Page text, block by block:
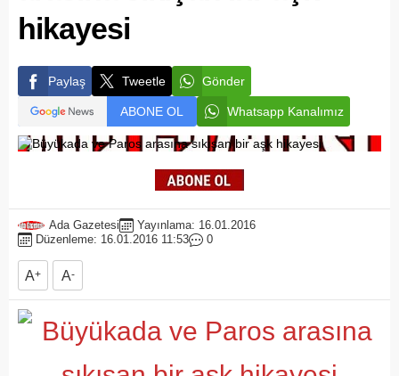
hikayesi
Paylaş Tweetle Gönder
ABONE OL Whatsapp Kanalımız
Ada Gazetesi
Yayınlama: 16.01.2016
Düzenleme: 16.01.2016 11:53
0
A+ A-